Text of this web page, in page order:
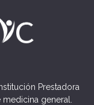
Prestadora
general.